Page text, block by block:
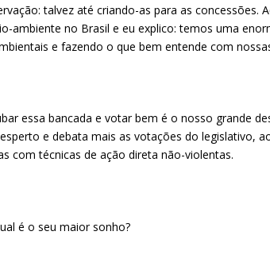
talvez até criando-as para as
ambiente no Brasil e eu explico: temos uma
e fazendo o que bem entende com
essa bancada e votar bem é o nosso grande
e debata mais as votações do legislativo,
com técnicas de ação direta não-violentas.
é o seu maior sonho?